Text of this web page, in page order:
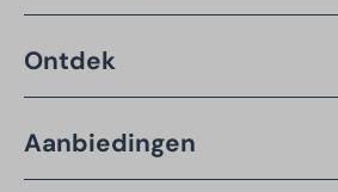
Ontdek
Aanbiedingen